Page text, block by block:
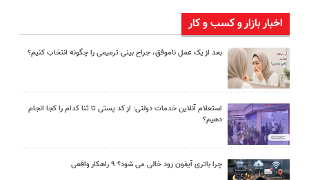
اخبار بازار و کسب و کار
بعد از یک عمل ناموفق، جراح بینی ترمیمی را چگونه انتخاب کنیم؟
استعلام آنلاین خدمات دولتی: از کد پستی تا ثنا کدام را کجا انجام
دهیم؟
چرا باتری آیفون زود خالی می شود؟ ۹ راهکار واقعی